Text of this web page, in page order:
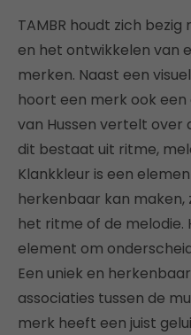
TAMBR houdt zich
en het ontwikkelen van
merken. Naast een
hoort een merk ook een
van Hussen vertelt over
dit bestaat uit ritme,
Klankkleur is een
herkenbaar kan
het ritme of de melodie.
element om
Een uniek en
associaties tussen de
merk heeft een juist